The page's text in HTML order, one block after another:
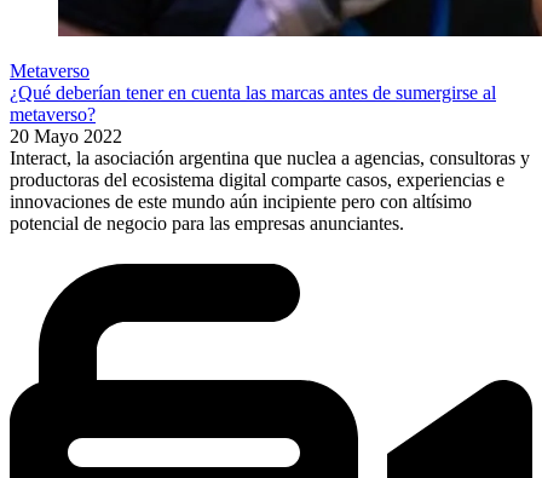
Metaverso
¿Qué deberían tener en cuenta las marcas antes de sumergirse al
metaverso?
20 Mayo 2022
Interact, la asociación argentina que nuclea a agencias, consultoras y
productoras del ecosistema digital comparte casos, experiencias e
innovaciones de este mundo aún incipiente pero con altísimo
potencial de negocio para las empresas anunciantes.